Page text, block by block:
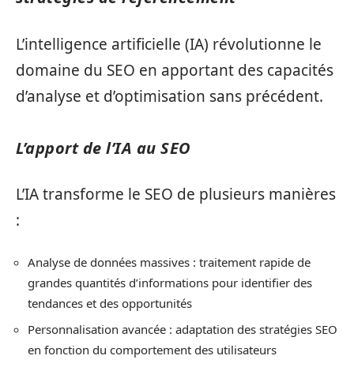
L’intelligence artificielle (IA) révolutionne le
domaine du SEO en apportant des capacités
d’analyse et d’optimisation sans précédent.
L’apport de l’IA au SEO
L’IA transforme le SEO de plusieurs manières
:
Analyse de données massives : traitement rapide de
grandes quantités d’informations pour identifier des
tendances et des opportunités
Personnalisation avancée : adaptation des stratégies SEO
en fonction du comportement des utilisateurs